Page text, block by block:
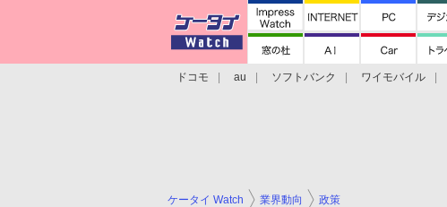
ドコモ au ソフトバンク ワイモバイル
ケータイ Watch 業界動向 政策